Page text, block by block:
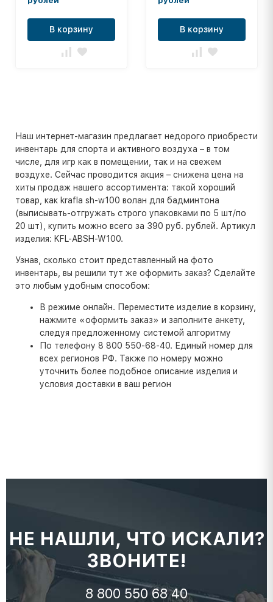
В корзину В корзину
Наш интернет-магазин предлагает недорого приобрести
инвентарь для спорта и активного воздуха – в том
числе, для игр как в помещении, так и на свежем
воздухе. Сейчас проводится акция – снижена цена на
хиты продаж нашего ассортимента: такой хороший
товар, как krafla sh-w100 волан для бадминтона
(выписывать-отгружать строго упаковками по 5 шт/по
20 шт), купить можно всего за 390 руб. рублей. Артикул
изделия: KFL-ABSH-W100.
Узнав, сколько стоит представленный на фото
инвентарь, вы решили тут же оформить заказ? Сделайте
это любым удобным способом:
В режиме онлайн. Переместите изделие в корзину,
нажмите «оформить заказ» и заполните анкету,
следуя предложенному системой алгоритму
По телефону 8 800 550-68-40. Единый номер для
всех регионов РФ. Также по номеру можно
уточнить более подобное описание изделия и
условия доставки в ваш регион
НЕ НАШЛИ, ЧТО ИСКАЛИ?
ЗВОНИТЕ!
8 800 550 68 40